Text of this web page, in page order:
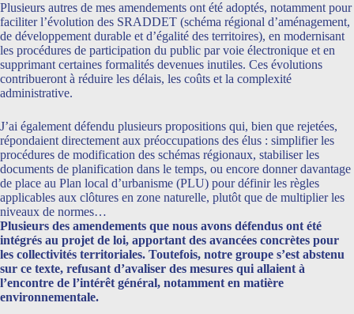
Plusieurs autres de mes amendements ont été adoptés, notamment pour
faciliter l’évolution des SRADDET (schéma régional d’aménagement,
de développement durable et d’égalité des territoires), en modernisant
les procédures de participation du public par voie électronique et en
supprimant certaines formalités devenues inutiles. Ces évolutions
contribueront à réduire les délais, les coûts et la complexité
administrative.
J’ai également défendu plusieurs propositions qui, bien que rejetées,
répondaient directement aux préoccupations des élus : simplifier les
procédures de modification des schémas régionaux, stabiliser les
documents de planification dans le temps, ou encore donner davantage
de place au Plan local d’urbanisme (PLU) pour définir les règles
applicables aux clôtures en zone naturelle, plutôt que de multiplier les
niveaux de normes…
Plusieurs des amendements que nous avons défendus ont été
intégrés au projet de loi, apportant des avancées concrètes pour
les collectivités territoriales. Toutefois, notre groupe s’est abstenu
sur ce texte, refusant d’avaliser des mesures qui allaient à
l’encontre de l’intérêt général, notamment en matière
environnementale.